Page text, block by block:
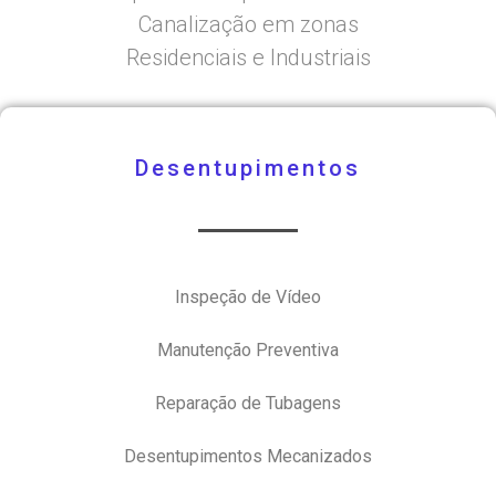
Canalização em zonas
Residenciais e Industriais
Desentupimentos
Inspeção de Vídeo
Manutenção Preventiva
Reparação de Tubagens
Desentupimentos Mecanizados